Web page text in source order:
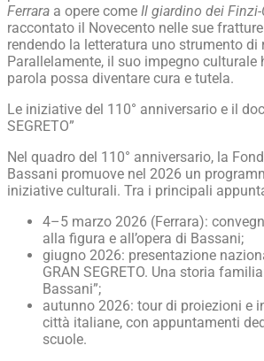
Ferrara a opere come Il giardino dei
raccontato il Novecento nelle sue
rendendo la letteratura uno strumento di
Parallelamente, il suo impegno culturale
parola possa diventare cura e tutela.
Le iniziative del 110° anniversario e il
SEGRETO”
Nel quadro del 110° anniversario, la
Bassani promuove nel 2026 un
iniziative culturali. Tra i principali
4–5 marzo 2026 (Ferrara):
alla figura e all’opera di Bassani;
giugno 2026: presentazione
GRAN SEGRETO. Una storia
Bassani”;
autunno 2026: tour di proiezioni e
città italiane, con appuntamenti
scuole.